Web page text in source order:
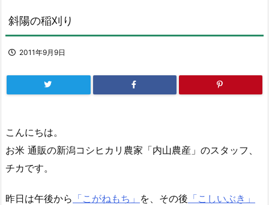
斜陽の稲刈り
2011年9月9日
こんにちは。
お米 通販の新潟コシヒカリ農家「内山農産」のスタッフ、
チカです。
昨日は午後から 「こがねもち」 を、その後 「こしいぶき」